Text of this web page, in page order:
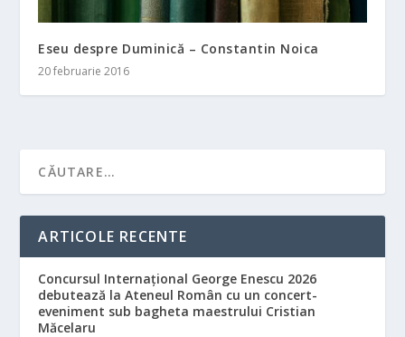
Eseu despre Duminică – Constantin Noica
20 februarie 2016
ARTICOLE RECENTE
Concursul Internațional George Enescu 2026
debutează la Ateneul Român cu un concert-
eveniment sub bagheta maestrului Cristian
Măcelaru